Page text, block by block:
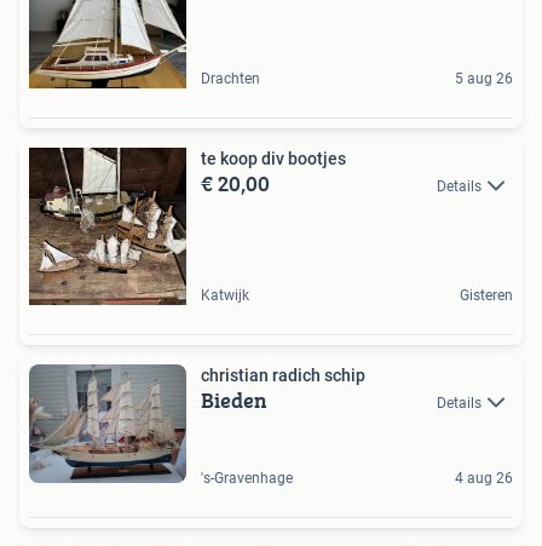
Drachten 5 aug 26
te koop div bootjes
€ 20,00 Details
Katwijk Gisteren
christian radich schip
Bieden Details
's-Gravenhage 4 aug 26